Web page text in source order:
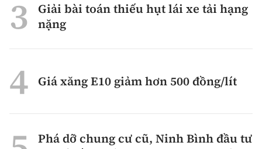
Giải bài toán thiếu hụt lái xe tải hạng
nặng
Giá xăng E10 giảm hơn 500 đồng/lít
Phá dỡ chung cư cũ, Ninh Bình đầu tư